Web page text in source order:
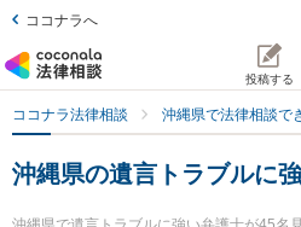
ココナラへ
投稿する
ココナラ法律相談 沖縄県で法律相談で
沖縄県の遺言トラブルに